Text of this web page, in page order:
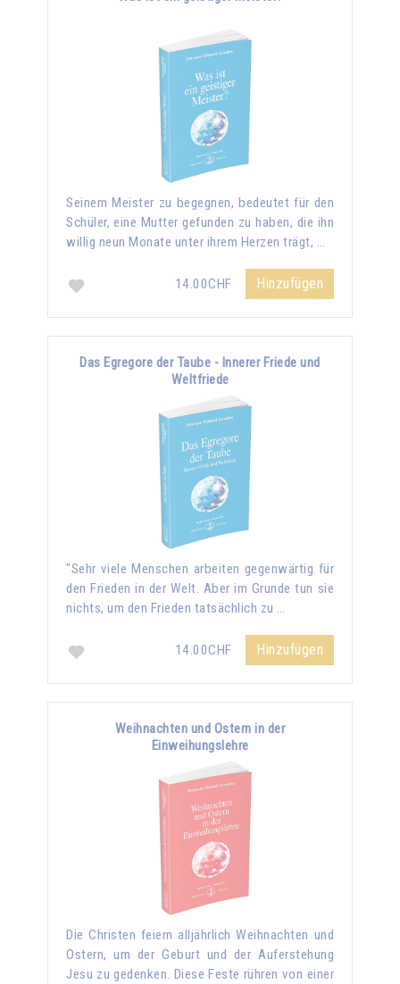
Seinem Meister zu begegnen, bedeutet für den
Schüler, eine Mutter gefunden zu haben, die ihn
willig neun Monate unter ihrem Herzen trägt, …
14.00CHF Hinzufügen
Das Egregore der Taube - Innerer Friede und
Weltfriede
"Sehr viele Menschen arbeiten gegenwärtig für
den Frieden in der Welt. Aber im Grunde tun sie
nichts, um den Frieden tatsächlich zu …
14.00CHF Hinzufügen
Weihnachten und Ostern in der
Einweihungslehre
Die Christen feiern alljährlich Weihnachten und
Ostern, um der Geburt und der Auferstehung
Jesu zu gedenken. Diese Feste rühren von einer